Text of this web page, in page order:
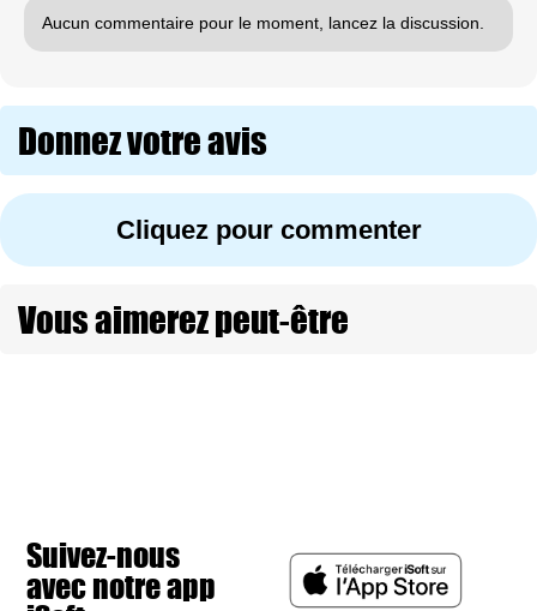
Aucun commentaire pour le moment, lancez la discussion.
Donnez votre avis
Cliquez pour commenter
Vous aimerez peut-être
Suivez-nous
avec notre app